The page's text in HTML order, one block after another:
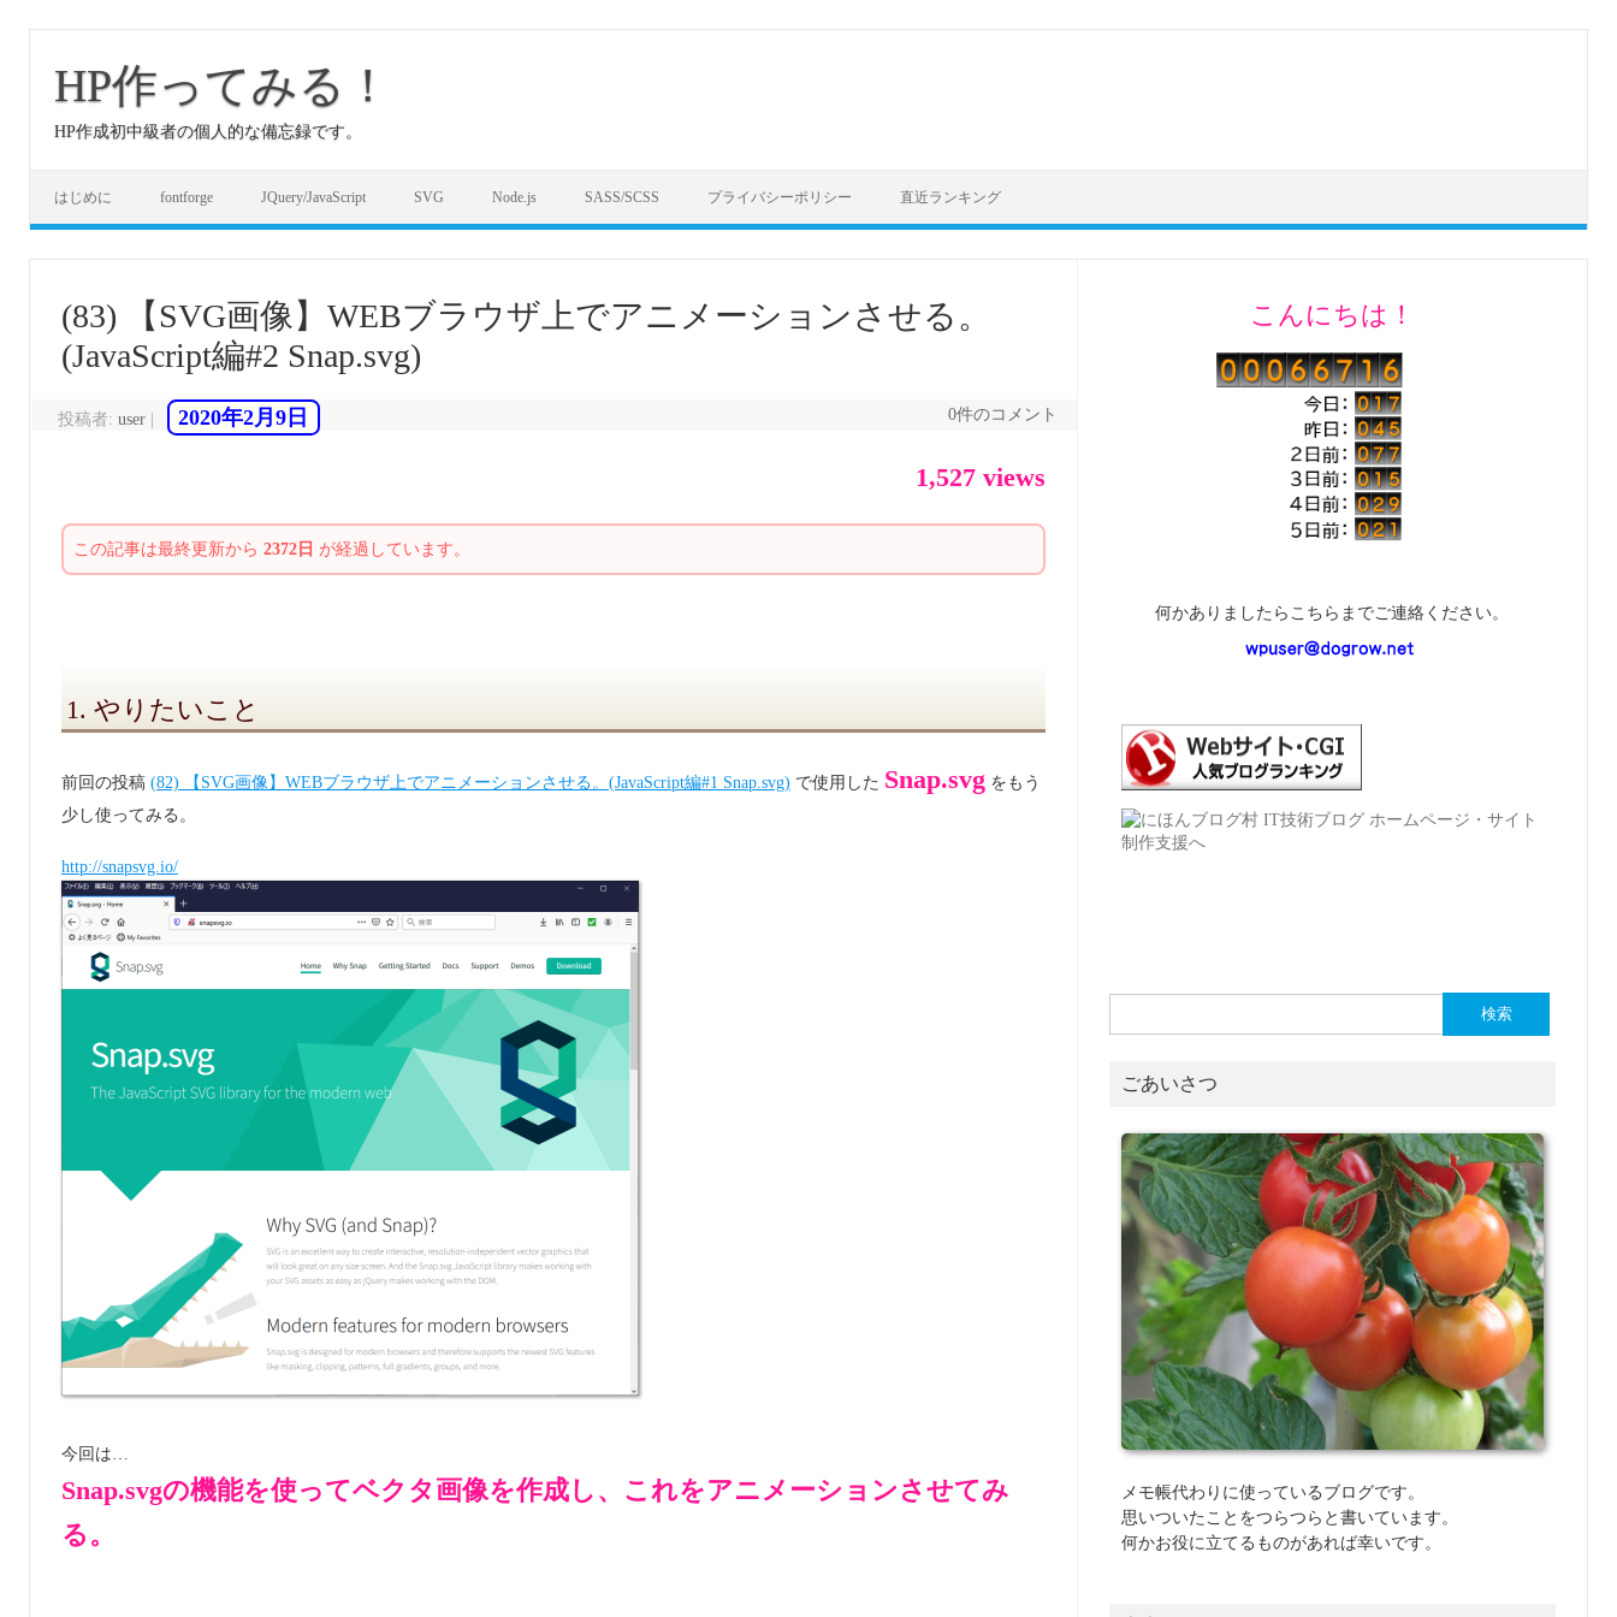
HP作ってみる！
HP作成初中級者の個人的な備忘録です。
はじめに fontforge JQuery/JavaScript SVG Node.js SASS/SCSS プライバシーポリシー 直近ランキング
(83) 【SVG画像】WEBブラウザ上でアニメーションさせる。
(JavaScript編#2 Snap.svg)
投稿者: user 2020年2月9日 0件のコメント
1,527 views
この記事は最終更新から 2372日 が経過しています。
1. やりたいこと
前回の投稿 (82) 【SVG画像】WEBブラウザ上でアニメーションさせる。(JavaScript編#1 Snap.svg) で使用した Snap.svgをもう
少し使ってみる。
http://snapsvg.io/
今回は…
Snap.svgの機能を使ってベクタ画像を作成し、これをアニメーションさせてみ
る。
こんにちは！
何かありましたらこちらまでご連絡ください。
索:
ごあいさつ
メモ帳代わりに使っているブログです。
思いついたことをつらつらと書いています。
何かお役に立てるものがあれば幸いです。